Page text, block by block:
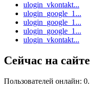
ulogin_vkontakt...
ulogin_google_1...
ulogin_google_1...
ulogin_google_1...
ulogin_vkontakt...
Сейчас на сайте
Пользователей онлайн: 0.